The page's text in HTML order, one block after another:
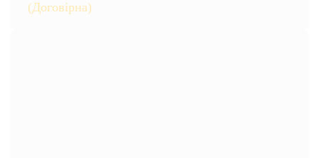
(Договірна)